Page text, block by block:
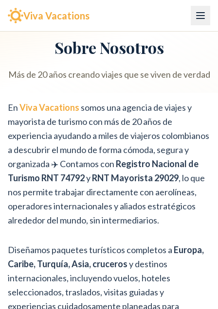
Viva Vacations
Sobre Nosotros
Más de 20 años creando viajes que se viven de verdad
EnViva Vacations somos una agencia de viajes y
mayorista de turismo con más de 20 años de
experiencia ayudando a miles de viajeros colombianos
a descubrir el mundo de forma cómoda, segura y
organizada ✈️ Contamos con Registro Nacional de
Turismo RNT 74792yRNT Mayorista 29029, lo que
nos permite trabajar directamente con aerolíneas,
operadores internacionales y aliados estratégicos
alrededor del mundo, sin intermediarios.
Diseñamos paquetes turísticos completos a Europa,
Caribe, Turquía, Asia, crucerosy destinos
internacionales, incluyendo vuelos, hoteles
seleccionados, traslados, visitas guiadas y
experiencias cuidadosamente planeadas para